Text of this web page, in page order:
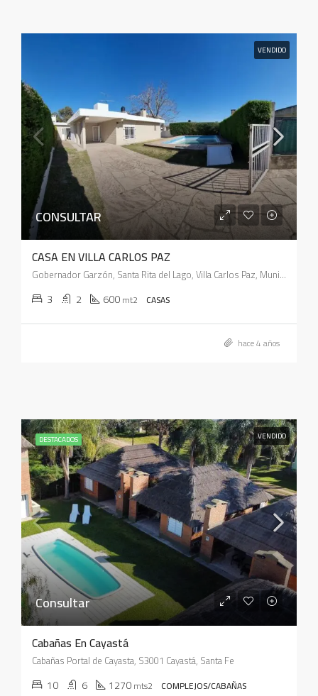
VENDIDO
CONSULTAR
CASA EN VILLA CARLOS PAZ
Gobernador Garzón, Santa Rita del Lago, Villa Carlos Paz, Municipio de Villa Carlos Paz, Pedanía San Roque, Departamento Punilla, Córdoba, X5166, Argentina
3 2 600mt2 CASAS
hace 4 años
DESTACADOS VENDIDO
Consultar
Cabañas En Cayastá
Cabañas Portal de Cayasta, S3001 Cayastá, Santa Fe
10 6 1270mts2 COMPLEJOS/CABAÑAS